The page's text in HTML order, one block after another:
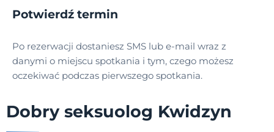
Potwierdź termin
Po rezerwacji dostaniesz SMS lub e-mail wraz z
danymi o miejscu spotkania i tym, czego możesz
oczekiwać podczas pierwszego spotkania.
Dobry seksuolog Kwidzyn